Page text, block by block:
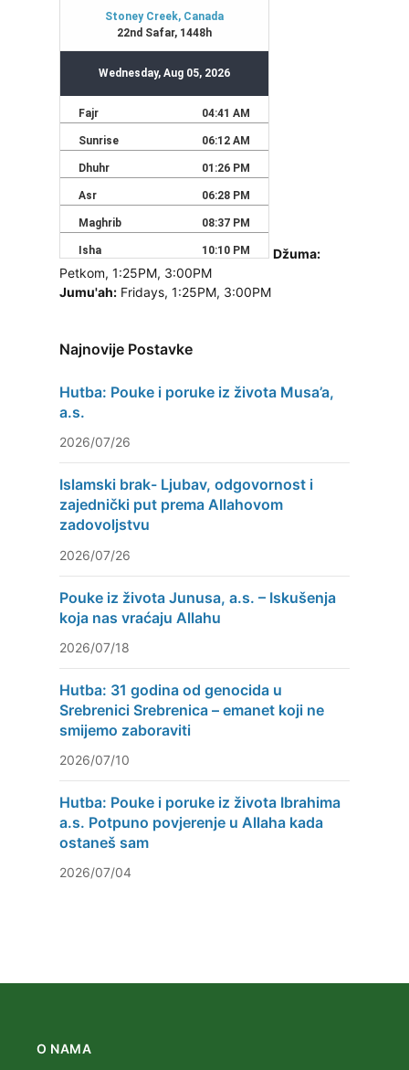
Džuma:
Petkom, 1:25PM, 3:00PM
Jumu'ah: Fridays, 1:25PM, 3:00PM
Najnovije Postavke
Hutba: Pouke i poruke iz života Musa’a,
a.s.
2026/07/26
Islamski brak- Ljubav, odgovornost i
zajednički put prema Allahovom
zadovoljstvu
2026/07/26
Pouke iz života Junusa, a.s. – Iskušenja
koja nas vraćaju Allahu
2026/07/18
Hutba: 31 godina od genocida u
Srebrenici Srebrenica – emanet koji ne
smijemo zaboraviti
2026/07/10
Hutba: Pouke i poruke iz života Ibrahima
a.s. Potpuno povjerenje u Allaha kada
ostaneš sam
2026/07/04
O NAMA